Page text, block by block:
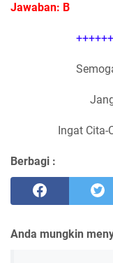
Jawaban: B
Ingat Cita-
Berbagi :
Anda mungkin